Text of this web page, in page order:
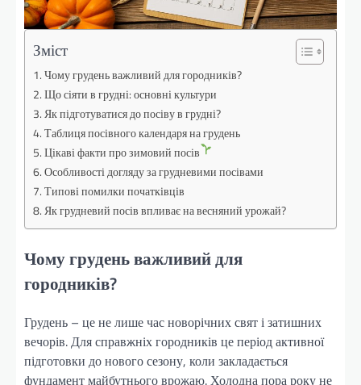
Зміст
Чому грудень важливий для городників?
Що сіяти в грудні: основні культури
Як підготуватися до посіву в грудні?
Таблиця посівного календаря на грудень
Цікаві факти про зимовий посів
Особливості догляду за грудневими посівами
Типові помилки початківців
Як грудневий посів впливає на весняний урожай?
Чому грудень важливий для
городників?
Грудень – це не лише час новорічних свят і затишних
вечорів. Для справжніх городників це період активної
підготовки до нового сезону, коли закладається
фундамент майбутнього врожаю. Холодна пора року не